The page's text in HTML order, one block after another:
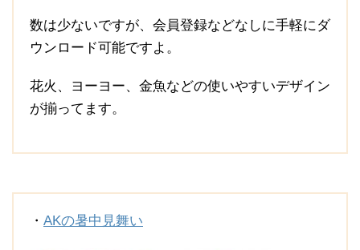
数は少ないですが、会員登録などなしに手軽にダ
ウンロード可能ですよ。
花火、ヨーヨー、金魚などの使いやすいデザイン
が揃ってます。
・ AKの暑中見舞い